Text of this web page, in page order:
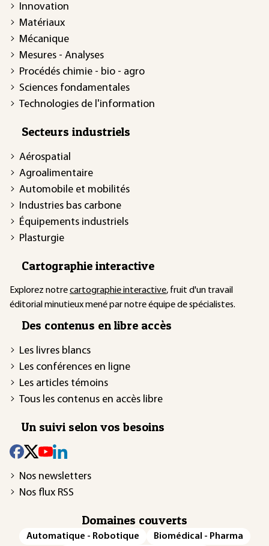
Innovation
Matériaux
Mécanique
Mesures - Analyses
Procédés chimie - bio - agro
Sciences fondamentales
Technologies de l'information
Secteurs industriels
Aérospatial
Agroalimentaire
Automobile et mobilités
Industries bas carbone
Équipements industriels
Plasturgie
Cartographie interactive
Explorez notrecartographie interactive, fruit d'un travail
éditorial minutieux mené par notre équipe de spécialistes.
Des contenus en libre accès
Les livres blancs
Les conférences en ligne
Les articles témoins
Tous les contenus en accès libre
Un suivi selon vos besoins
Nos newsletters
Nos flux RSS
Domaines couverts
Automatique - Robotique
Biomédical - Pharma